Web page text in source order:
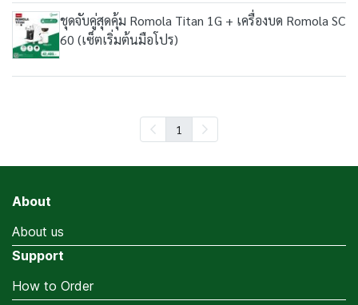
ชุดจับคู่สุดคุ้ม Romola Titan 1G + เครื่องบด Romola SC
60 (เซ็ตเริ่มต้นมือโปร)
1
About
About us
Support
How to Order